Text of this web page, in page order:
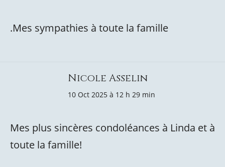
.Mes sympathies à toute la famille
Nicole Asselin
10 Oct 2025 à 12 h 29 min
Mes plus sincères condoléances à Linda et à
toute la famille!